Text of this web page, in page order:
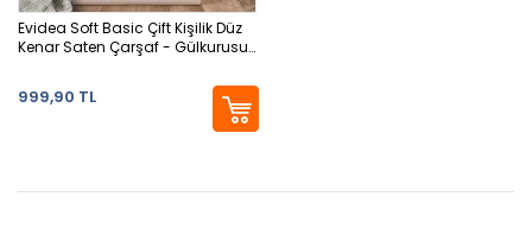
Evidea Soft Basic Çift Kişilik Düz
Kenar Saten Çarşaf - Gülkurusu
999,90 TL